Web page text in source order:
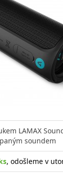
LAMAX
soundem
, odošleme v